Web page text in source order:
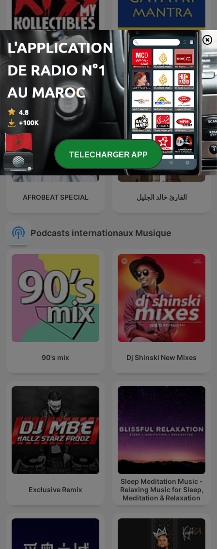
KISS My Kollectibles: A
KISS Collecting Podcast
Gayatri Mantra
AFROBEAT SPECIAL القارئ خالد الجليل
Podcasts internationaux Musique
90's mix Dj Shinski New Mixes
Exclusive Remix
Sleep Meditation Music -
Relaxing Music for Sleep,
Meditation & Relaxation
TELECHARGER APP